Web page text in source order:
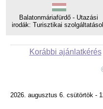
Balatonmáriafürdő - Utazási
irodák: Turisztikai
Korábbi ajánlatkérés|
2026. augusztus 6. csütörtök -